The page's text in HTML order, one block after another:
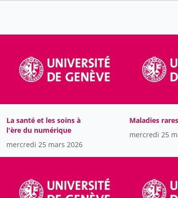
La santé et les soins à
l'ère du numérique
mercredi 25 mars 2026
Maladies rares
mercredi 25